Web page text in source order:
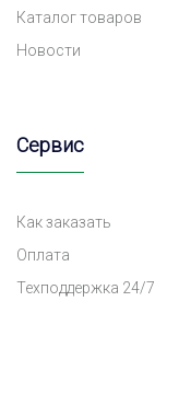
Каталог товаров
Новости
Сервис
Как заказать
Оплата
Техподдержка 24/7